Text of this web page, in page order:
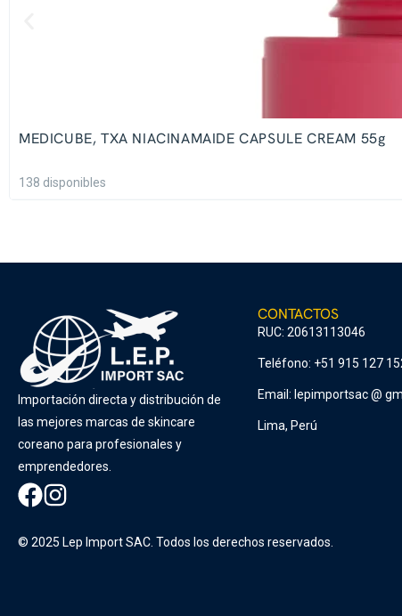
MEDICUBE, TXA NIACINAMAIDE CAPSULE CREAM 55g
138 disponibles
Importación directa y distribución de
las mejores marcas de skincare
coreano para profesionales y
emprendedores.
CONTACTOS
RUC: 20613113046
Teléfono: +51 915 127
Email: lepimportsac @
Lima, Perú
© 2025 Lep Import SAC. Todos los derechos reservados.